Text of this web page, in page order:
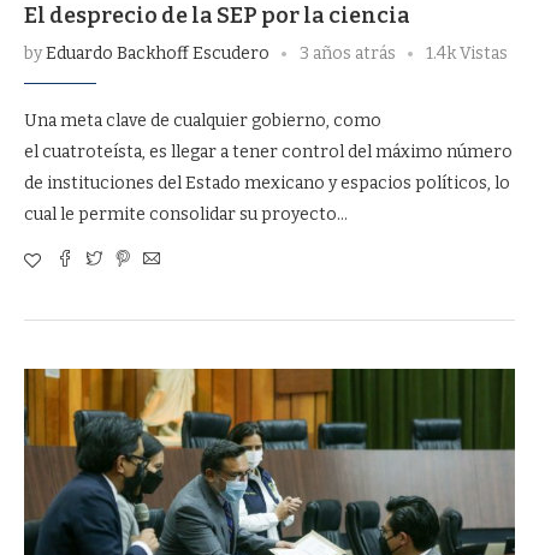
El desprecio de la SEP por la ciencia
byEduardo Backhoff Escudero 3 años atrás 1.4k Vistas
Una meta clave de cualquier gobierno, como
el cuatroteísta, es llegar a tener control del máximo número
de instituciones del Estado mexicano y espacios políticos, lo
cual le permite consolidar su proyecto…